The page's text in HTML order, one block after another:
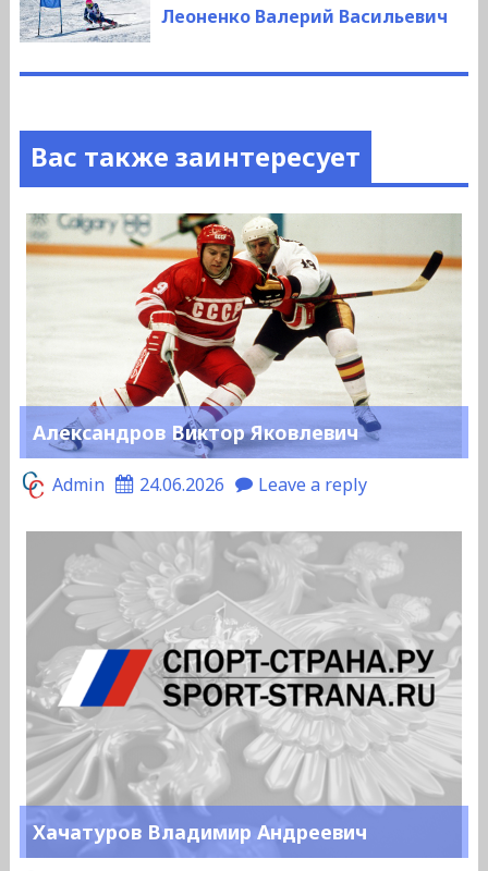
запись:
Леоненко Валерий Васильевич
Вас также заинтересует
Александров Виктор Яковлевич
Admin 24.06.2026 Leave a reply
Хачатуров Владимир Андреевич